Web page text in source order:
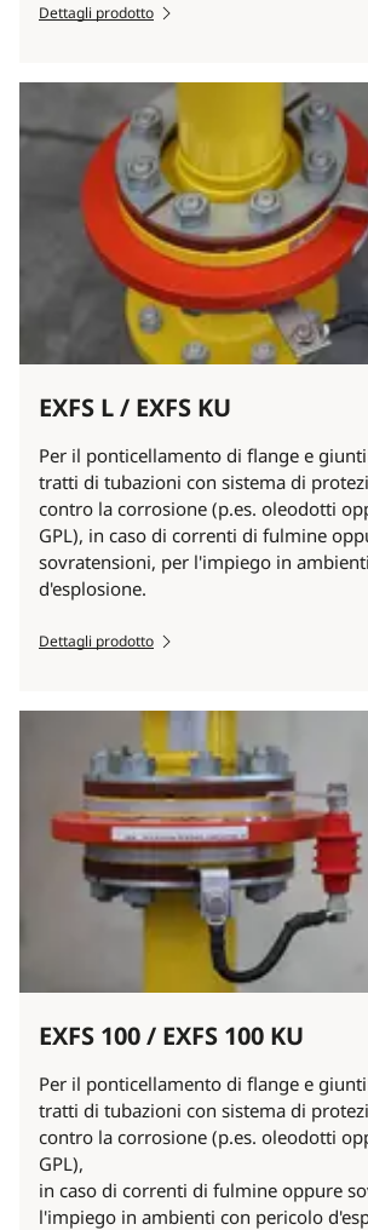
Dettagli prodotto
EXFS L / EXFS KU
Per il ponticellamento di flange e
tratti di tubazioni con sistema di
contro la corrosione (p.es. oleodotti
GPL), in caso di correnti di fulmine
sovratensioni, per l'impiego in
d'esplosione.
Dettagli prodotto
EXFS 100 / EXFS 100 KU
Per il ponticellamento di flange e
tratti di tubazioni con sistema di
contro la corrosione (p.es. oleodotti
GPL),
in caso di correnti di fulmine oppure
l'impiego in ambienti con pericolo